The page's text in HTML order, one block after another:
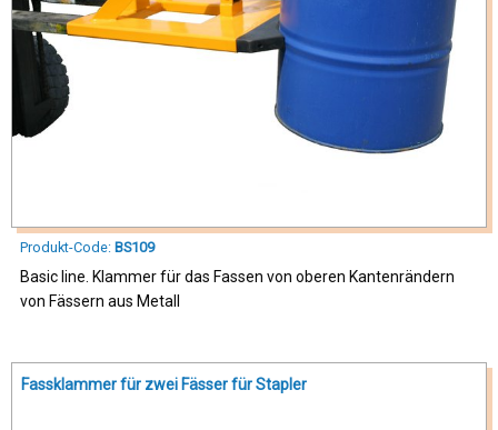
Produkt-Code: BS109
Basic line. Klammer für das Fassen von oberen Kantenrändern
von Fässern aus Metall
Fassklammer für zwei Fässer für Stapler